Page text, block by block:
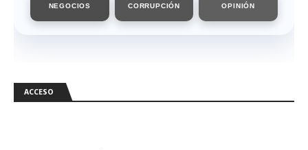
NEGOCIOS CORRUPCIÓN OPINIÓN
ACCESO